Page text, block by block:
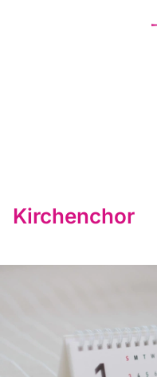
Kirchenchor